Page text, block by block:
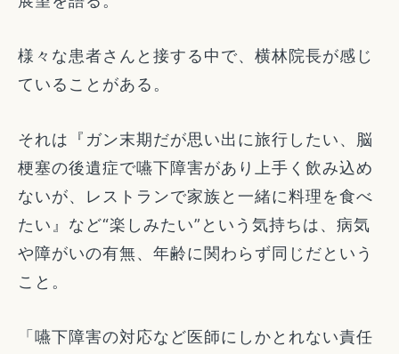
様々な患者さんと接する中で、横林院長が感じ
ていることがある。
それは『ガン末期だが思い出に旅行したい、脳
梗塞の後遺症で嚥下障害があり上手く飲み込め
ないが、レストランで家族と一緒に料理を食べ
たい』など“楽しみたい”という気持ちは、病気
や障がいの有無、年齢に関わらず同じだという
こと。
「嚥下障害の対応など医師にしかとれない責任